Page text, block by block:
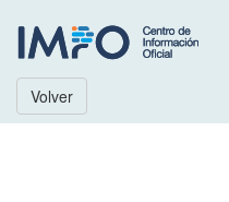
Volver